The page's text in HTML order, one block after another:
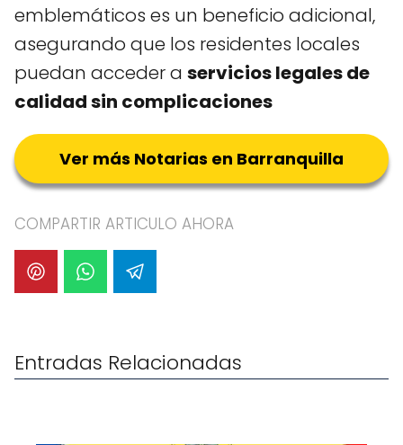
emblemáticos es un beneficio adicional,
asegurando que los residentes locales
puedan acceder a servicios legales de
calidad sin complicaciones
Ver más Notarias en Barranquilla
COMPARTIR ARTICULO AHORA
Entradas Relacionadas